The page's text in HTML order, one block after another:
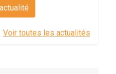
Voir toutes les actualités